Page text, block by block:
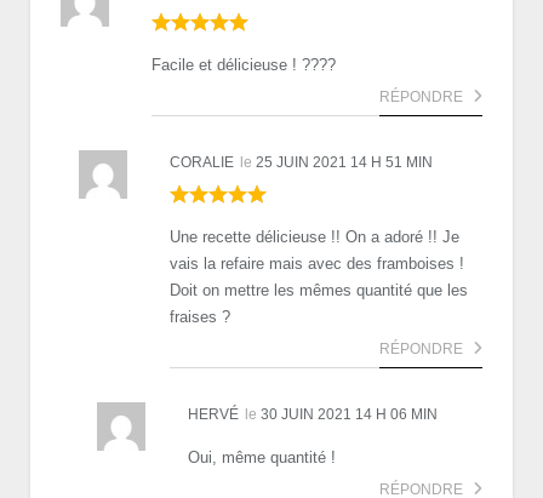
Facile et délicieuse ! ????
RÉPONDRE
CORALIE le 25 JUIN 2021 14 H 51 MIN
Une recette délicieuse !! On a adoré !! Je
vais la refaire mais avec des framboises !
Doit on mettre les mêmes quantité que les
fraises ?
RÉPONDRE
HERVÉ le 30 JUIN 2021 14 H 06 MIN
Oui, même quantité !
RÉPONDRE